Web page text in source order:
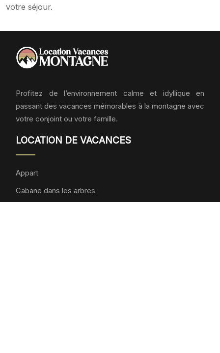
votre séjour.
Profitez de l’environnement calme et idyllique en
passant des vacances mémorables à la montagne avec
votre conjoint ou votre famille.
LOCATION DE VACANCES
Appart
Cabane dans les arbres